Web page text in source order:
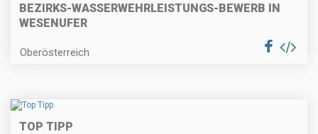
BEZIRKS-WASSERWEHRLEISTUNGS-BEWERB IN
WESENUFER
Oberösterreich
TOP TIPP